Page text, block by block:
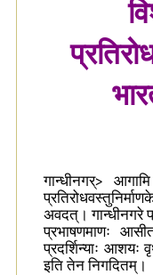
गान्धीनगर्>
अवदत्। गान्धीनगरे
प्रभाषणमाणः
प्रदर्शिन्याः आशयः
इति तेन निगदितम्।